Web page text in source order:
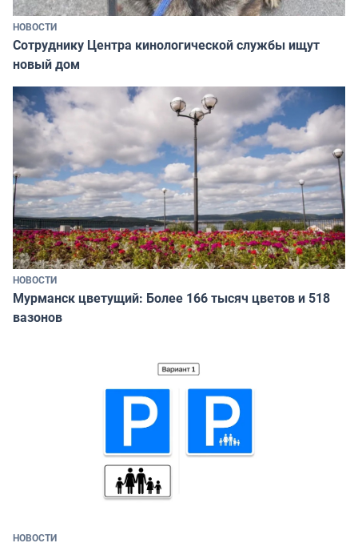
НОВОСТИ
Сотруднику Центра кинологической службы ищут
новый дом
НОВОСТИ
Мурманск цветущий: Более 166 тысяч цветов и 518
вазонов
НОВОСТИ